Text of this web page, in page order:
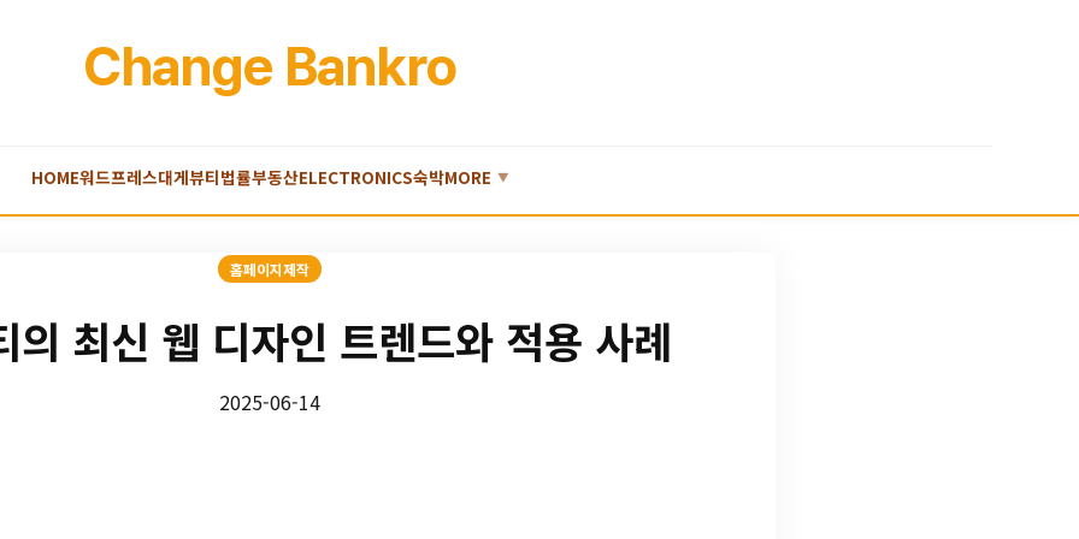
Change Bankro
HOME워드프레스대게뷰티법률부동산ELECTRONICS숙박MORE ▼
홈페이지제작
의 최신 웹 디자인 트렌드와 적용 사례
2025-06-14